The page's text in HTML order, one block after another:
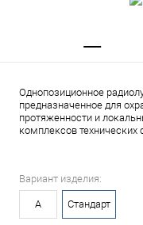
Однопозиционное
предназначенное для
протяженности и
комплексов
Вариант изделия:
А Стандарт